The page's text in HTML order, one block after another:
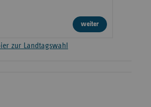
weiter
zur Landtagswahl